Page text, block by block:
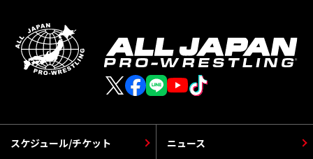
スケジュール/チケット ニュース